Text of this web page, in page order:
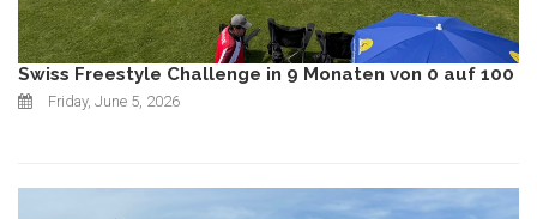
Swiss Freestyle Challenge in 9 Monaten von 0 auf 100
Friday, June 5, 2026